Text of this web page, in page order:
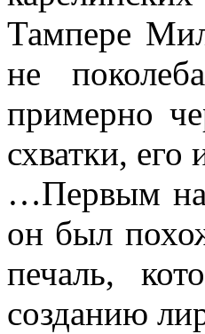
Тампере
не
примерно
схватки, его
…Первым
он был
печаль,
созданию